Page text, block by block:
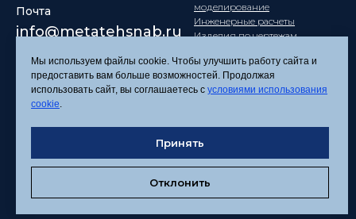
Почта
info@metatehsnab.ru
моделирование
Инженерные расчеты
Изделия по чертежам
Политика
Согласие на обработку
персональных данных
Соглашение об
Мы используем файлы cookie. Чтобы улучшить работу сайта и
предоставить вам больше возможностей. Продолжая
использовать сайт, вы соглашаетесь с условиями использования
cookie.
Принять
Отклонить